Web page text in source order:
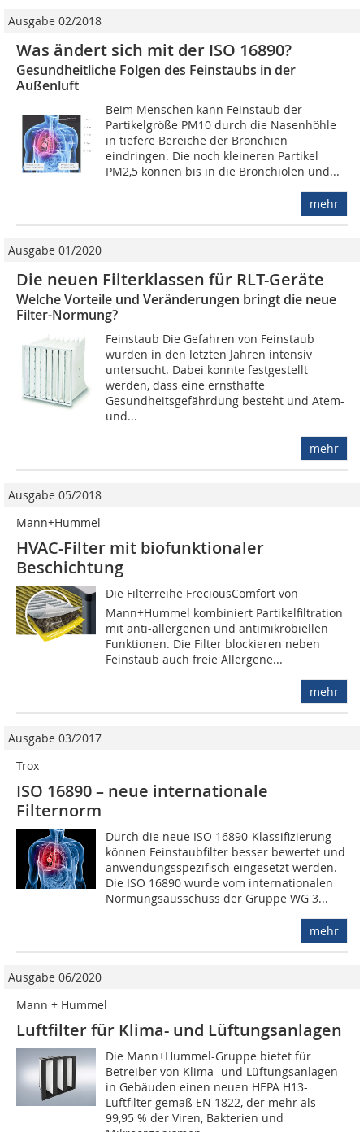
Ausgabe 02/2018
Was ändert sich mit der ISO 16890?
Gesundheitliche Folgen des Feinstaubs in der
Außenluft
Beim Menschen kann Feinstaub der
Partikelgröße PM10 durch die Nasenhöhle
in tiefere Bereiche der Bronchien
eindringen. Die noch kleineren Partikel
PM2,5 können bis in die Bronchiolen und...
mehr
Ausgabe 01/2020
Die neuen Filterklassen für RLT-Geräte
Welche Vorteile und Veränderungen bringt die neue
Filter-Normung?
Feinstaub Die Gefahren von Feinstaub
wurden in den letzten Jahren intensiv
untersucht. Dabei konnte festgestellt
werden, dass eine ernsthafte
Gesundheitsgefährdung besteht und Atem-
und...
mehr
Ausgabe 05/2018
Mann+Hummel
HVAC-Filter mit biofunktionaler
Beschichtung
Die Filterreihe FreciousComfort von
Mann+Hummel kombiniert Partikelfiltration
mit anti-allergenen und antimikrobiellen
Funktionen. Die Filter blockieren neben
Feinstaub auch freie Allergene...
mehr
Ausgabe 03/2017
Trox
ISO 16890 – neue internationale
Filternorm
Durch die neue ISO 16890-Klassifizierung
können Feinstaubfilter besser bewertet und
anwendungsspezifisch eingesetzt werden.
Die ISO 16890 wurde vom internationalen
Normungsausschuss der Gruppe WG 3...
mehr
Ausgabe 06/2020
Mann + Hummel
Luftfilter für Klima- und Lüftungsanlagen
Die Mann+Hummel-Gruppe bietet für
Betreiber von Klima- und Lüftungsanlagen
in Gebäuden einen neuen HEPA H13-
Luftfilter gemäß EN 1822, der mehr als
99,95 % der Viren, Bakterien und